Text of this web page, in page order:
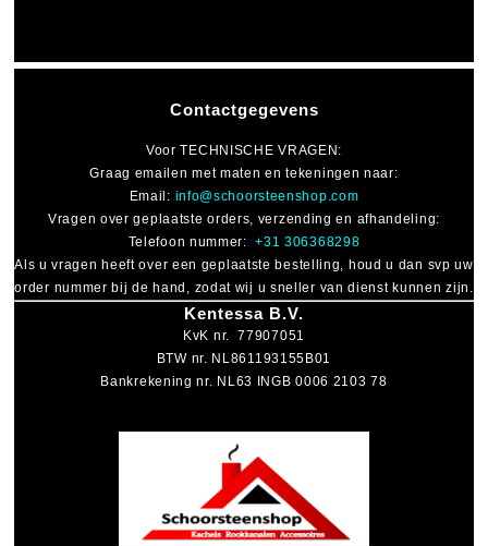
Contactgegevens
VoorTECHNISCHE VRAGEN :
Graag emailen met maten en tekeningen naar:
Email: info@schoorsteenshop.com
Vragen over geplaatste orders, verzending en afhandeling:
Telefoon nummer:+31 306368298
Als u vragen heeft over een geplaatste bestelling, houd u dan svp uw
order nummer bij de hand, zodat wij u sneller van dienst kunnen zijn.
Kentessa B.V.
KvK nr. 77907051
BTW nr. NL861193155B01
Bankrekening nr. NL63 INGB 0006 2103 78